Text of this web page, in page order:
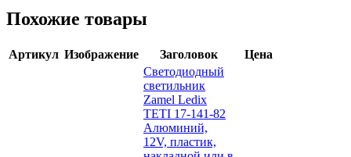
Похожие товары
Артикул Изображение Заголовок Цена
Светодиодный
светильник
Zamel Ledix
TETI 17-141-82
Алюминий,
12V, пластик,